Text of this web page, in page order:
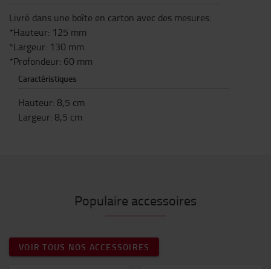
Livré dans une boîte en carton avec des mesures:
*Hauteur: 125 mm
*Largeur: 130 mm
*Profondeur: 60 mm
Caractéristiques
Hauteur: 8,5 cm
Largeur: 8,5 cm
Populaire accessoires
VOIR TOUS NOS ACCESSOIRES